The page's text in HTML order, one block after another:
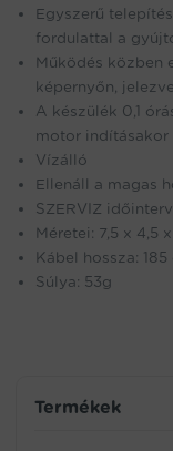
Egyszerű
fordulattal a
Működés közben
képernyőn,
A készülék 0,1
motor indításakor
Vízálló
Ellenáll a magas
SZERVIZ
Méretei: 7,5 x 4,5
Kábel hossza: 185
Súlya: 53g
Termékek